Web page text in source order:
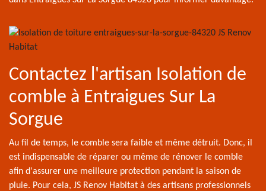
Contactez l'artisan Isolation de
comble à Entraigues Sur La
Sorgue
Au fil de temps, le comble sera faible et même détruit. Donc, il
est indispensable de réparer ou même de rénover le comble
afin d'assurer une meilleure protection pendant la saison de
pluie. Pour cela, JS Renov Habitat à des artisans professionnels